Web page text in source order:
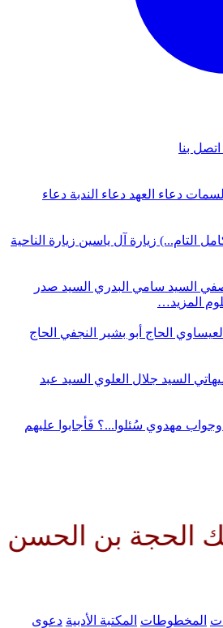
اتصل بنا
دعاء العهد دعاء الندبة دعاء
التام...) زيارة آل ياسين زيارة الناحية
السيد سامي البدري السيد صدر
المزيد…
الحاج أبو بشير النجفي الحاج
السيد جلال العلوي السيد عبد
مهدوي سُئلوا...؟ فَأجابوا عليهم
الحسن صلواتك
المخطوطات المكتبة الأدبية دعوى